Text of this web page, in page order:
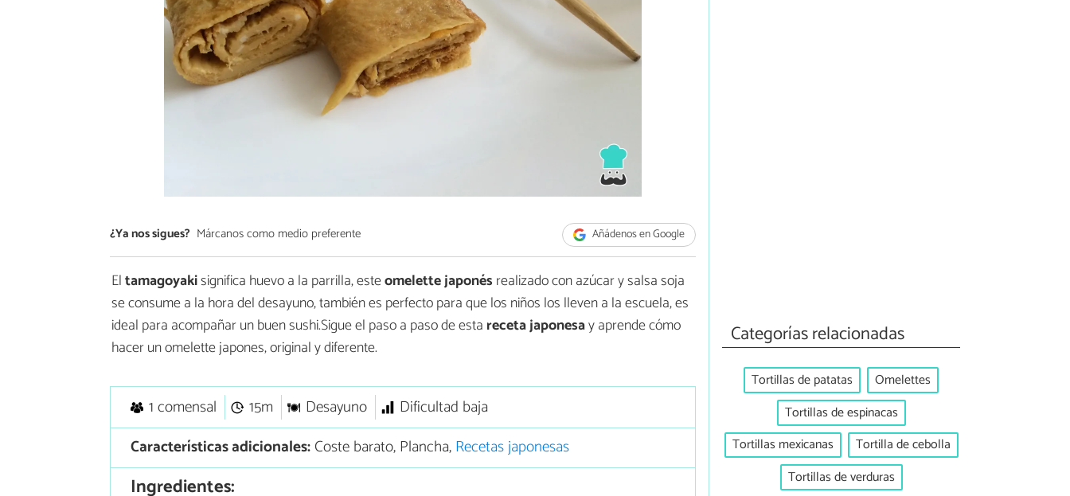
¿Ya nos sigues? Márcanos como medio preferente Añádenos en Google
Eltamagoyakisignifica huevo a la parrilla, esteomelette japonés realizado con azúcar y salsa soja
se consume a la hora del desayuno, también es perfecto para que los niños los lleven a la escuela, es
ideal para acompañar un buen sushi.Sigue el paso a paso de esta receta japonesay aprende cómo
hacer un omelette japones, original y diferente.
1 comensal 15m Desayuno
Dificultad baja
Características adicionales:Coste barato, Plancha,Recetas japonesas
Ingredientes:
Categorías relacionadas
Tortillas de patatas
Omelettes
Tortillas de espinacas
Tortillas mexicanas
Tortilla de cebolla
Tortillas de verduras